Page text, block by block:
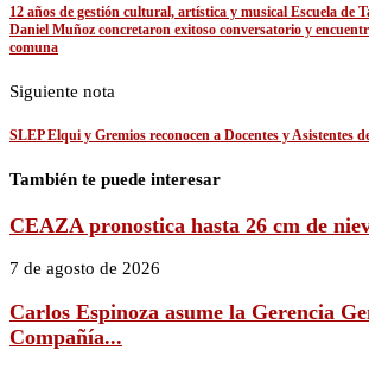
12 años de gestión cultural, artística y musical Escuela de
Daniel Muñoz concretaron exitoso conversatorio y
comuna
Siguiente nota
SLEP Elqui y Gremios reconocen a Docentes y Asistentes
También te puede interesar
CEAZA pronostica hasta 26 cm de
7 de agosto de 2026
Carlos Espinoza asume la Gerencia
Compañía...